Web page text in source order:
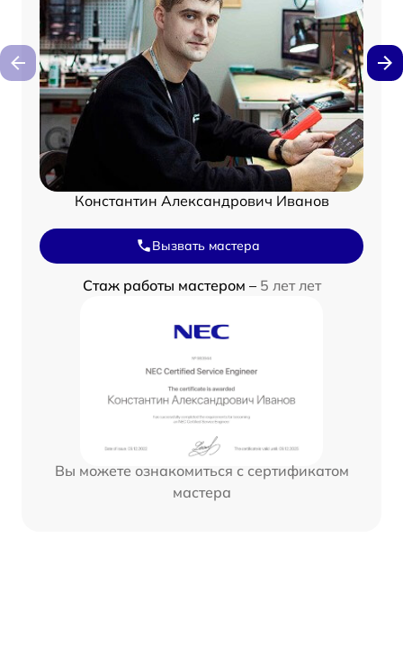
Константин Александрович Иванов
Вызвать мастера
Стаж работы мастером – 5 лет лет
Вы можете ознакомиться с сертификатом
мастера